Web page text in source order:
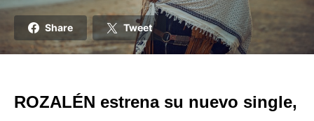
Share Tweet
ROZALÉN estrena su nuevo single,